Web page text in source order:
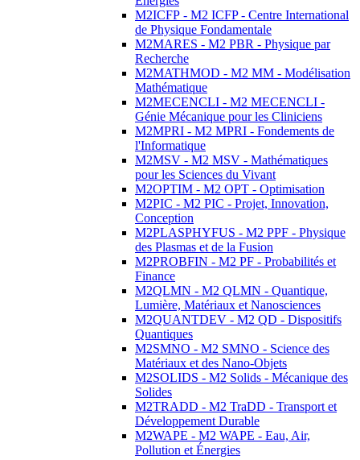
M2ICFP - M2 ICFP - Centre International
de Physique Fondamentale
M2MARES - M2 PBR - Physique par
Recherche
M2MATHMOD - M2 MM - Modélisation
Mathématique
M2MECENCLI - M2 MECENCLI -
Génie Mécanique pour les Cliniciens
M2MPRI - M2 MPRI - Fondements de
l'Informatique
M2MSV - M2 MSV - Mathématiques
pour les Sciences du Vivant
M2OPTIM - M2 OPT - Optimisation
M2PIC - M2 PIC - Projet, Innovation,
Conception
M2PLASPHYFUS - M2 PPF - Physique
des Plasmas et de la Fusion
M2PROBFIN - M2 PF - Probabilités et
Finance
M2QLMN - M2 QLMN - Quantique,
Lumière, Matériaux et Nanosciences
M2QUANTDEV - M2 QD - Dispositifs
Quantiques
M2SMNO - M2 SMNO - Science des
Matériaux et des Nano-Objets
M2SOLIDS - M2 Solids - Mécanique des
Solides
M2TRADD - M2 TraDD - Transport et
Développement Durable
M2WAPE - M2 WAPE - Eau, Air,
Pollution et Énergies